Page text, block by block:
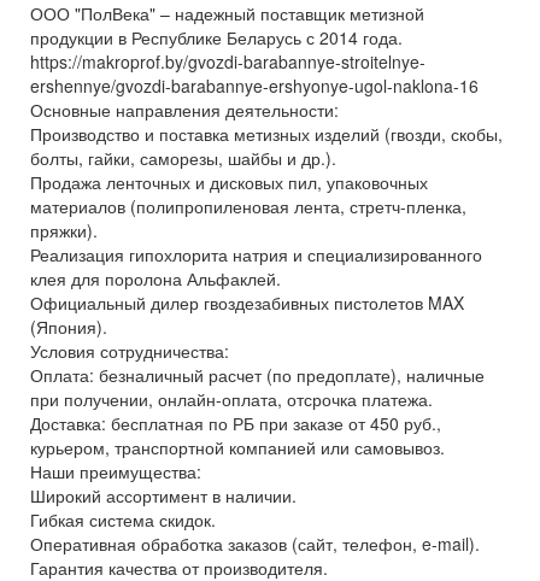
ООО "ПолВека" – надежный поставщик метизной
продукции в Республике Беларусь с 2014 года.
https://makroprof.by/gvozdi-barabannye-stroitelnye-
ershennye/gvozdi-barabannye-ershyonye-ugol-naklona-16
Основные направления деятельности:
Производство и поставка метизных изделий (гвозди, скобы,
болты, гайки, саморезы, шайбы и др.).
Продажа ленточных и дисковых пил, упаковочных
материалов (полипропиленовая лента, стретч-пленка,
пряжки).
Реализация гипохлорита натрия и специализированного
клея для поролона Альфаклей.
Официальный дилер гвоздезабивных пистолетов MAX
(Япония).
Условия сотрудничества:
Оплата: безналичный расчет (по предоплате), наличные
при получении, онлайн-оплата, отсрочка платежа.
Доставка: бесплатная по РБ при заказе от 450 руб.,
курьером, транспортной компанией или самовывоз.
Наши преимущества:
Широкий ассортимент в наличии.
Гибкая система скидок.
Оперативная обработка заказов (сайт, телефон, e-mail).
Гарантия качества от производителя.